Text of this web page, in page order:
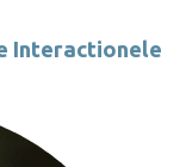
Interactionele